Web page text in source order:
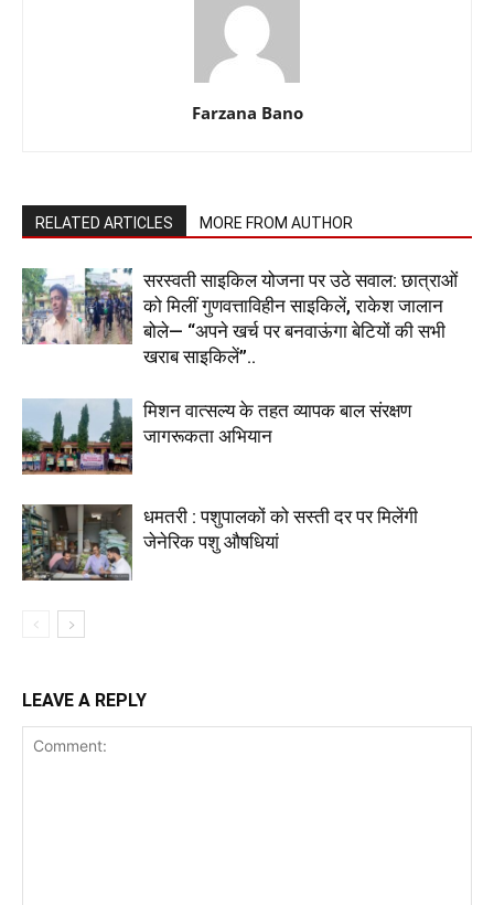
Farzana Bano
RELATED ARTICLES MORE FROM AUTHOR
सरस्वती साइकिल योजना पर उठे सवाल: छात्राओं
को मिलीं गुणवत्ताविहीन साइकिलें, राकेश जालान
बोले— “अपने खर्च पर बनवाऊंगा बेटियों की सभी
खराब साइकिलें”..
मिशन वात्सल्य के तहत व्यापक बाल संरक्षण
जागरूकता अभियान
धमतरी : पशुपालकों को सस्ती दर पर मिलेंगी
जेनेरिक पशु औषधियां
LEAVE A REPLY